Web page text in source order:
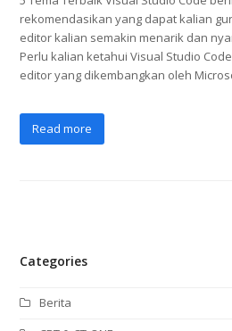
rekomendasikan yang dapat kalian
editor kalian semakin menarik dan
Perlu kalian ketahui Visual Studio
editor yang dikembangkan oleh
Read more
Categories
Berita